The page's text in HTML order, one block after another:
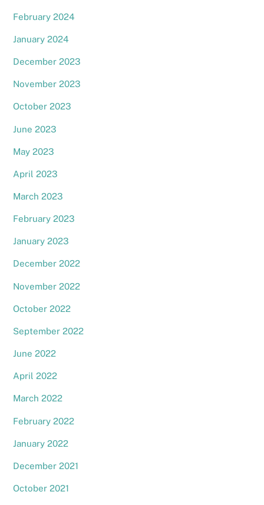
February 2024
January 2024
December 2023
November 2023
October 2023
June 2023
May 2023
April 2023
March 2023
February 2023
January 2023
December 2022
November 2022
October 2022
September 2022
June 2022
April 2022
March 2022
February 2022
January 2022
December 2021
October 2021